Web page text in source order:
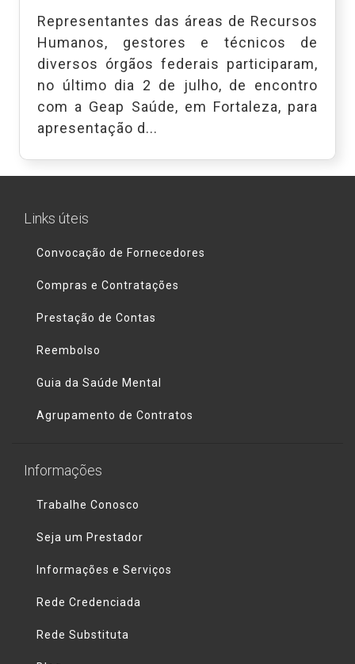
Representantes das áreas de Recursos
Humanos, gestores e técnicos de
diversos órgãos federais participaram,
no último dia 2 de julho, de encontro
com a Geap Saúde, em Fortaleza, para
apresentação d...
Links úteis
Convocação de Fornecedores
Compras e Contratações
Prestação de Contas
Reembolso
Guia da Saúde Mental
Agrupamento de Contratos
Informações
Trabalhe Conosco
Seja um Prestador
Informações e Serviços
Rede Credenciada
Rede Substituta